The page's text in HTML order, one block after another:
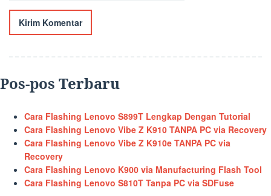
Pos-pos Terbaru
Cara Flashing Lenovo S899T Lengkap Dengan Tutorial
Cara Flashing Lenovo Vibe Z K910 TANPA PC via Recovery
Cara Flashing Lenovo Vibe Z K910e TANPA PC via
Recovery
Cara Flashing Lenovo K900 via Manufacturing Flash Tool
Cara Flashing Lenovo S810T Tanpa PC via SDFuse